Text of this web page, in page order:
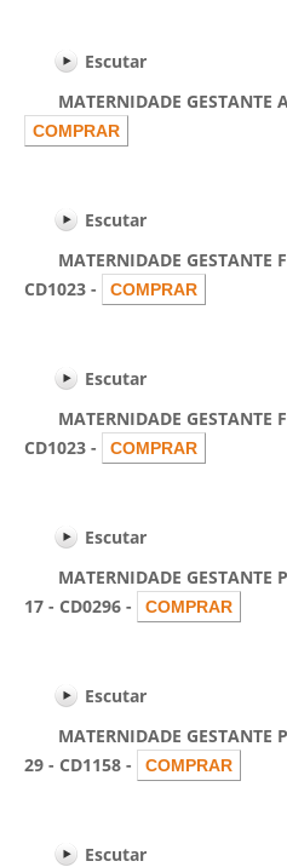
Escutar
MATERNIDADE GESTANTE
Escutar
MATERNIDADE GESTANTE
CD1023 -
Escutar
MATERNIDADE GESTANTE
CD1023 -
Escutar
MATERNIDADE GESTANTE
17 - CD0296 -
Escutar
MATERNIDADE GESTANTE
29 - CD1158 -
Escutar